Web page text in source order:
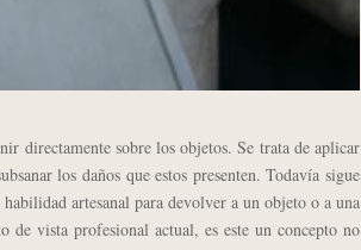
directamente sobre los objetos. Se trata de aplicar
los daños que estos presenten. Todavía sigue
artesanal para devolver a un objeto o a una
de vista profesional actual, es este un concepto no